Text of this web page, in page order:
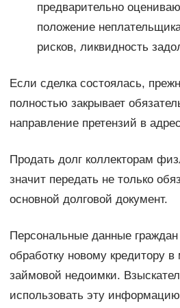
предварительно
положение
рисков, ликвидность
Если сделка состоялась,
полностью закрывает
направление претензий в
Продать долг коллекторам
значит передать не только
основной долговой документ.
Персональные данные
обработку новому кредитору
займовой недоимки.
использовать эту